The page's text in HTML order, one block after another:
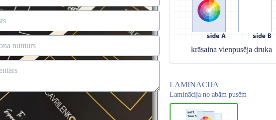
krāsaina vienpusēja druka
LAMINĀCIJA
Laminācija no abām pusēm